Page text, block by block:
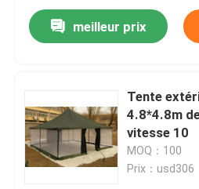
meilleur prix
Tente
4.8*4.8m
vitesse 10
MOQ：100
Prix：usd306